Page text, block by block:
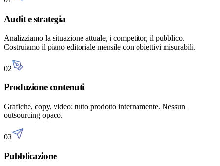
Audit e strategia
Analizziamo la situazione attuale, i competitor, il pubblico.
Costruiamo il piano editoriale mensile con obiettivi misurabili.
02
Produzione contenuti
Grafiche, copy, video: tutto prodotto internamente. Nessun
outsourcing opaco.
03
Pubblicazione